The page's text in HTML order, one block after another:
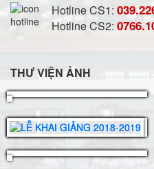
Hotline CS1:
Hotline CS2:
THƯ VIỆN ẢNH